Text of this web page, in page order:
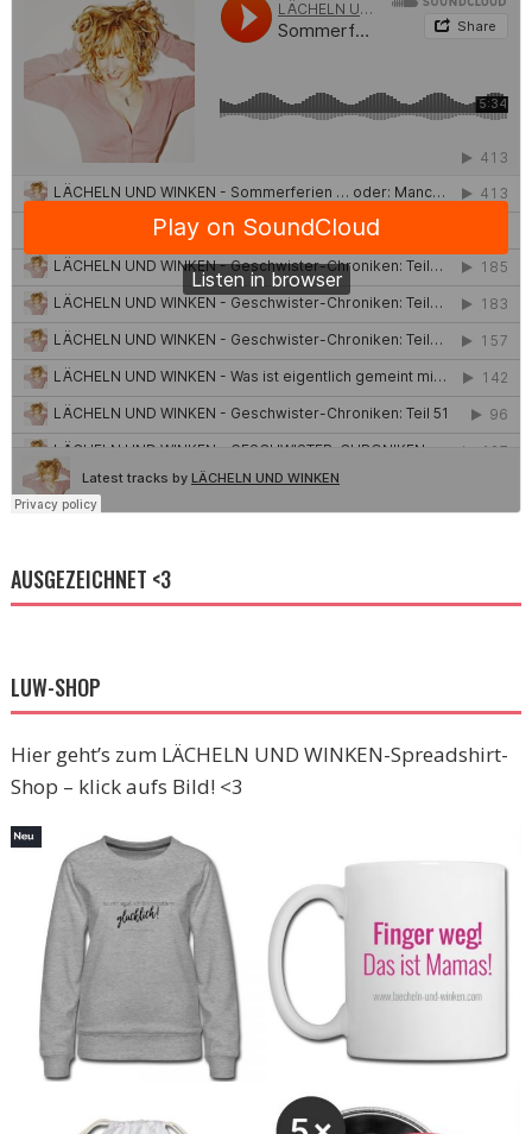
AUSGEZEICHNET <3
LUW-SHOP
Hier geht’s zum LÄCHELN UND WINKEN-Spreadshirt-
Shop – klick aufs Bild! <3